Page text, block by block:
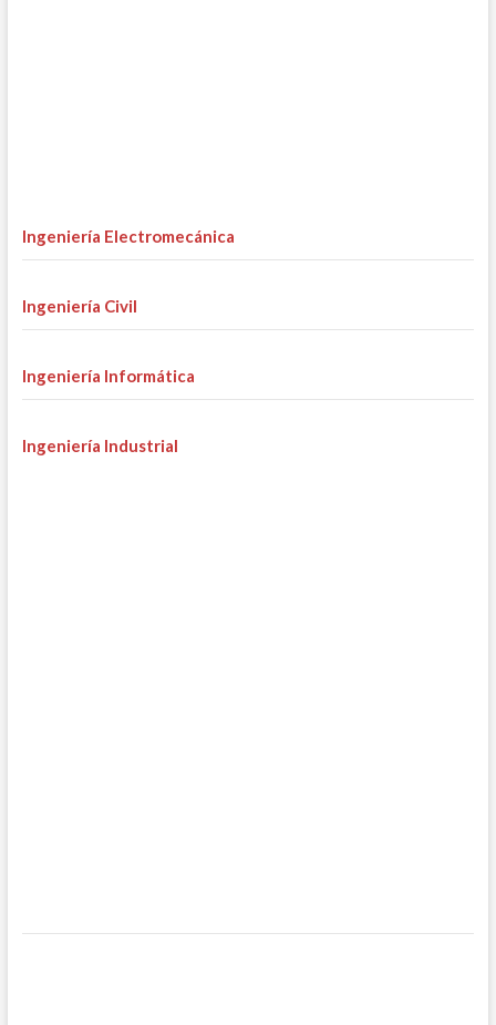
Ingeniería Electromecánica
Ingeniería Civil
Ingeniería Informática
Ingeniería Industrial